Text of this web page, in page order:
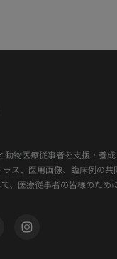
動物医療従事者を支援・養
ス、医用画像、臨床例の共
、医療従事者の皆様のため